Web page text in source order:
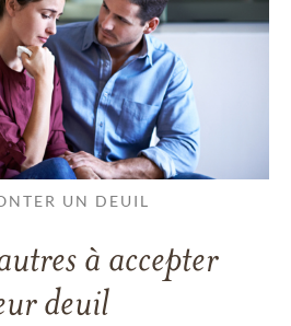
UN DEUIL
à accepter
deuil